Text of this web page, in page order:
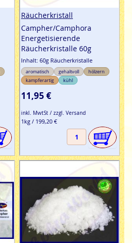
Räucherkristall
Campher/Camphora
Energetisierende
Räucherkristalle 60g
Inhalt: 60g Räucherkristalle
aromatisch gehaltvoll
hölzern
kampferartig
kühl
11,95 €
inkl. MwtSt / zzgl. Versand
1kg / 199,20 €